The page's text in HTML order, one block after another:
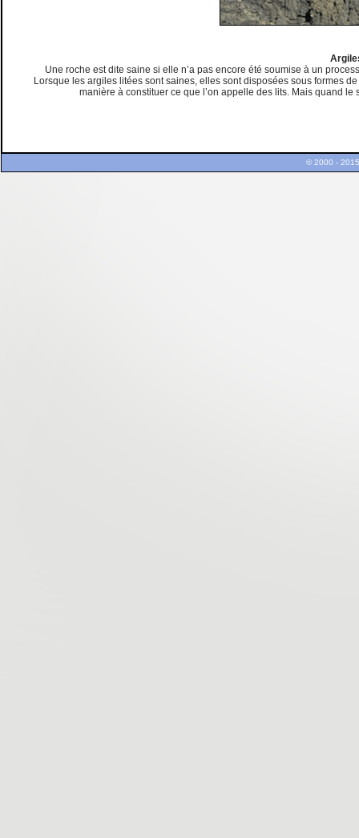
Une roche est dite saine si elle n’a pas encore été soumise à un
Lorsque les argiles litées sont saines, elles sont disposées sous formes
manière à constituer ce que l’on appelle des lits. Mais quand
© 2000 -